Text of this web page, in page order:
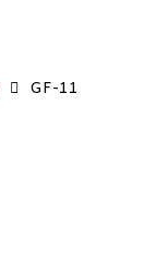
GF-11